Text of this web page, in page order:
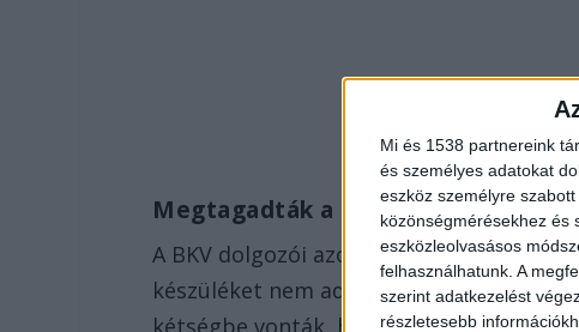
Mi és 1538 partnereink
és személyes adatokat
eszköz személyre
közönségmérésekhez és
eszközleolvasásos
felhasználhatunk. A
szerint adatkezelést
részletesebb
Megtagadták a segítséget
A BKV dolgozói azonban csak
készüléket nem adják oda, „már jön a
kétségbe vonták, hogy bárki az ott